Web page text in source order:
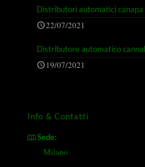
Distributori automatici
22/07/2021
Distributore automatico
19/07/2021
Info & Contatti
Sede:
Milano